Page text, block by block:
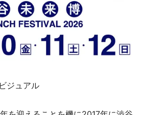
ジュアル